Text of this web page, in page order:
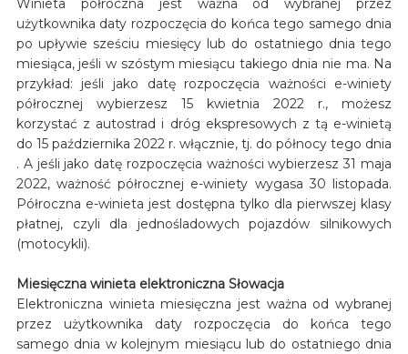
Winieta półroczna jest ważna od wybranej przez
użytkownika daty rozpoczęcia do końca tego samego dnia
po upływie sześciu miesięcy lub do ostatniego dnia tego
miesiąca, jeśli w szóstym miesiącu takiego dnia nie ma. Na
przykład: jeśli jako datę rozpoczęcia ważności e-winiety
półrocznej wybierzesz 15 kwietnia 2022 r., możesz
korzystać z autostrad i dróg ekspresowych z tą e-winietą
do 15 października 2022 r. włącznie, tj. do północy tego dnia
. A jeśli jako datę rozpoczęcia ważności wybierzesz 31 maja
2022, ważność półrocznej e-winiety wygasa 30 listopada.
Półroczna e-winieta jest dostępna tylko dla pierwszej klasy
płatnej, czyli dla jednośladowych pojazdów silnikowych
(motocykli).
Miesięczna winieta elektroniczna Słowacja
Elektroniczna winieta miesięczna jest ważna od wybranej
przez użytkownika daty rozpoczęcia do końca tego
samego dnia w kolejnym miesiącu lub do ostatniego dnia